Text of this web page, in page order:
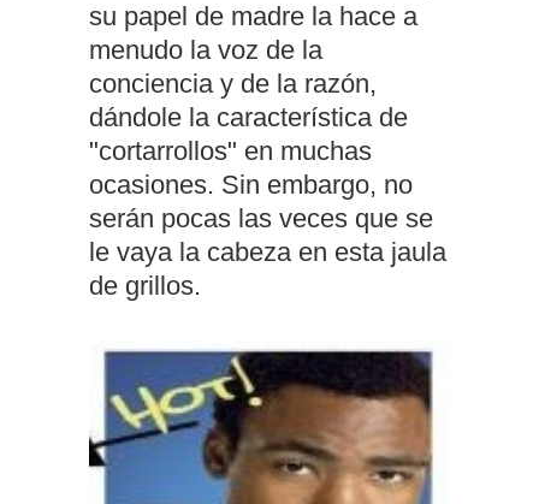
su papel de madre la hace a
menudo la voz de la
conciencia y de la razón,
dándole la característica de
"cortarrollos" en muchas
ocasiones. Sin embargo, no
serán pocas las veces que se
le vaya la cabeza en esta jaula
de grillos.